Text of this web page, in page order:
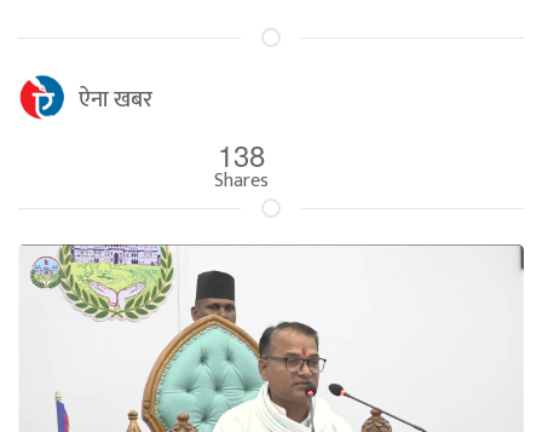
ऐना खबर
138
Shares